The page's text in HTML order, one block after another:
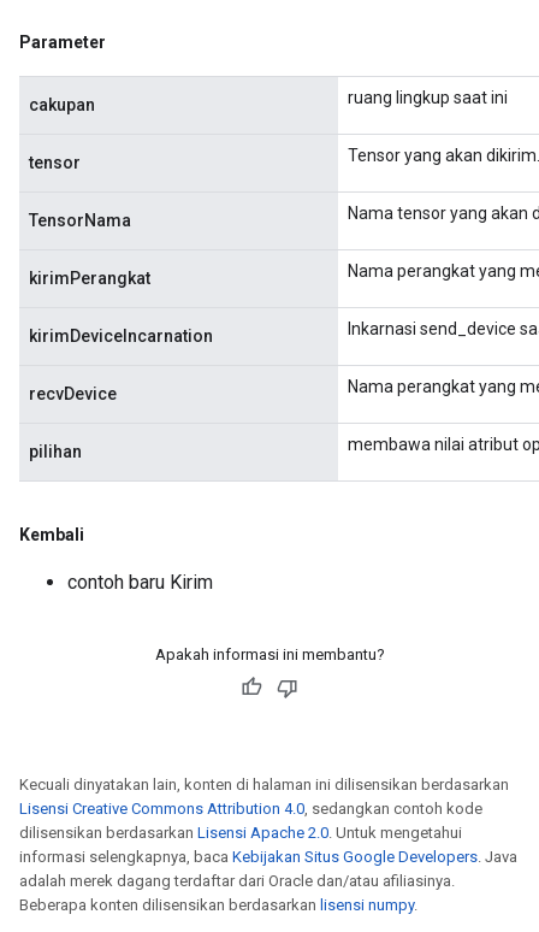
Parameter
cakupan ruang lingkup saat ini
tensor Tensor yang akan dikirim.
TensorNama Nama tensor yang akan
kirimPerangkat Nama perangkat yang
kirimDeviceIncarnation Inkarnasi send_device
recvDevice Nama perangkat yang
pilihan membawa nilai atribut
Kembali
contoh baru Kirim
Apakah informasi ini membantu?
Kecuali dinyatakan lain, konten di halaman ini dilisensikan berdasarkan
Lisensi Creative Commons Attribution 4.0, sedangkan contoh kode
dilisensikan berdasarkan Lisensi Apache 2.0. Untuk mengetahui
informasi selengkapnya, baca Kebijakan Situs Google Developers. Java
adalah merek dagang terdaftar dari Oracle dan/atau afiliasinya.
Beberapa konten dilisensikan berdasarkan lisensi numpy.